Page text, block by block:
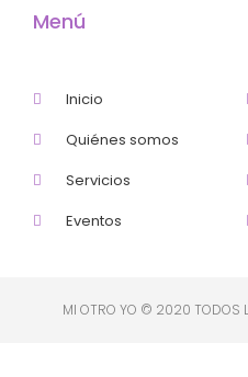
Menú
Inicio
Quiénes somos
Servicios
Eventos
MI OTRO YO © 2020 TODOS